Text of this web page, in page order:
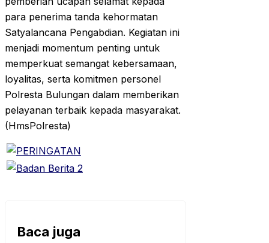
para penerima tanda kehormatan
Satyalancana Pengabdian. Kegiatan ini
menjadi momentum penting untuk
memperkuat semangat kebersamaan,
loyalitas, serta komitmen personel
Polresta Bulungan dalam memberikan
pelayanan terbaik kepada masyarakat.
(HmsPolresta)
Baca juga